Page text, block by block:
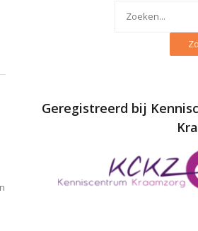
Geregistreerd bij